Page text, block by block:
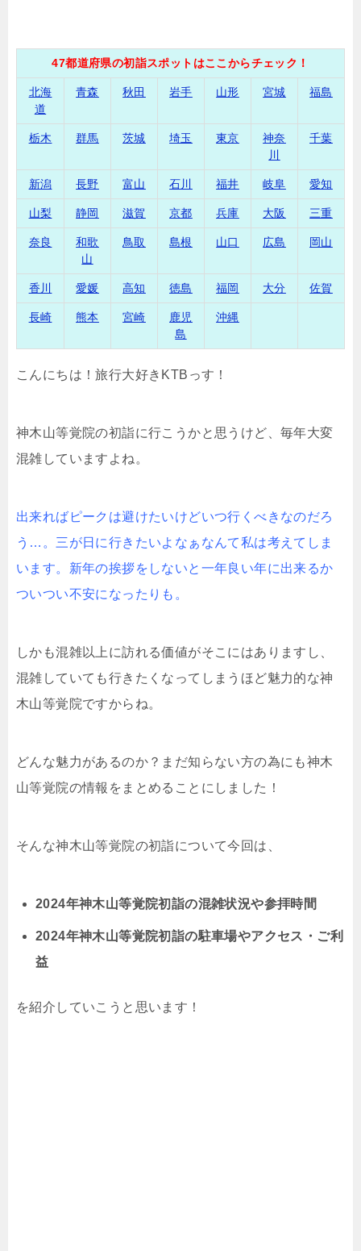
47都道府県の初詣スポットはここからチェック！
北海
道
青森 秋田 岩手 山形 宮城 福島
栃木 群馬 茨城 埼玉 東京
神奈
川
千葉
新潟 長野 富山 石川 福井 岐阜 愛知
山梨 静岡 滋賀 京都 兵庫 大阪 三重
奈良
和歌
山
鳥取 島根 山口 広島 岡山
香川 愛媛 高知 徳島 福岡 大分 佐賀
長崎 熊本 宮崎
鹿児
島
沖縄
こんにちは！旅行大好きKTBっす！
神木山等覚院の初詣に行こうかと思うけど、毎年大変
混雑していますよね。
出来ればピークは避けたいけどいつ行くべきなのだろ
う…。三が日に行きたいよなぁなんて私は考えてしま
います。新年の挨拶をしないと一年良い年に出来るか
ついつい不安になったりも。
しかも混雑以上に訪れる価値がそこにはありますし、
混雑していても行きたくなってしまうほど魅力的な神
木山等覚院ですからね。
どんな魅力があるのか？まだ知らない方の為にも神木
山等覚院の情報をまとめることにしました！
そんな神木山等覚院の初詣について今回は、
2024年神木山等覚院初詣の混雑状況や参拝時間
2024年神木山等覚院初詣の駐車場やアクセス・ご利
益
を紹介していこうと思います！